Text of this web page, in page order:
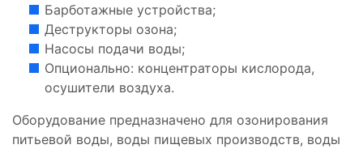
Барботажные устройства;
Деструкторы озона;
Насосы подачи воды;
Опционально: концентраторы кислорода,
осушители воздуха.
Оборудование предназначено для озонирования
питьевой воды, воды пищевых производств, воды